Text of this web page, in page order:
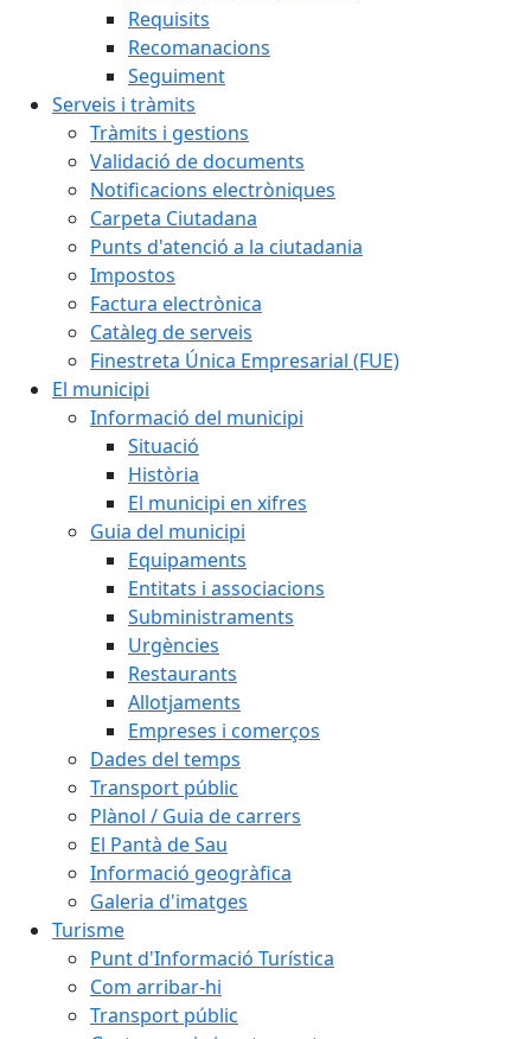
Requisits
Recomanacions
Seguiment
Serveis i tràmits
Tràmits i gestions
Validació de documents
Notificacions electròniques
Carpeta Ciutadana
Punts d'atenció a la ciutadania
Impostos
Factura electrònica
Catàleg de serveis
Finestreta Única Empresarial (FUE)
El municipi
Informació del municipi
Situació
Història
El municipi en xifres
Guia del municipi
Equipaments
Entitats i associacions
Subministraments
Urgències
Restaurants
Allotjaments
Empreses i comerços
Dades del temps
Transport públic
Plànol / Guia de carrers
El Pantà de Sau
Informació geogràfica
Galeria d'imatges
Turisme
Punt d'Informació Turística
Com arribar-hi
Transport públic